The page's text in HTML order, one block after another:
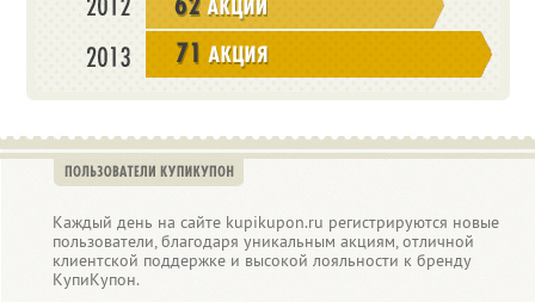
Каждый день на сайте kupikupon.ru регистрируются новые
пользователи, благодаря уникальным акциям, отличной
клиентской поддержке и высокой лояльности к бренду
КупиКупон.